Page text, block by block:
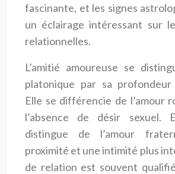
fascinante, et les signes
un éclairage intéressant sur
relationnelles.
L’amitié amoureuse se
platonique par sa profondeur
Elle se différencie de l’amour
l’absence de désir sexuel.
distingue de l’amour
proximité et une intimité plus
de relation est souvent